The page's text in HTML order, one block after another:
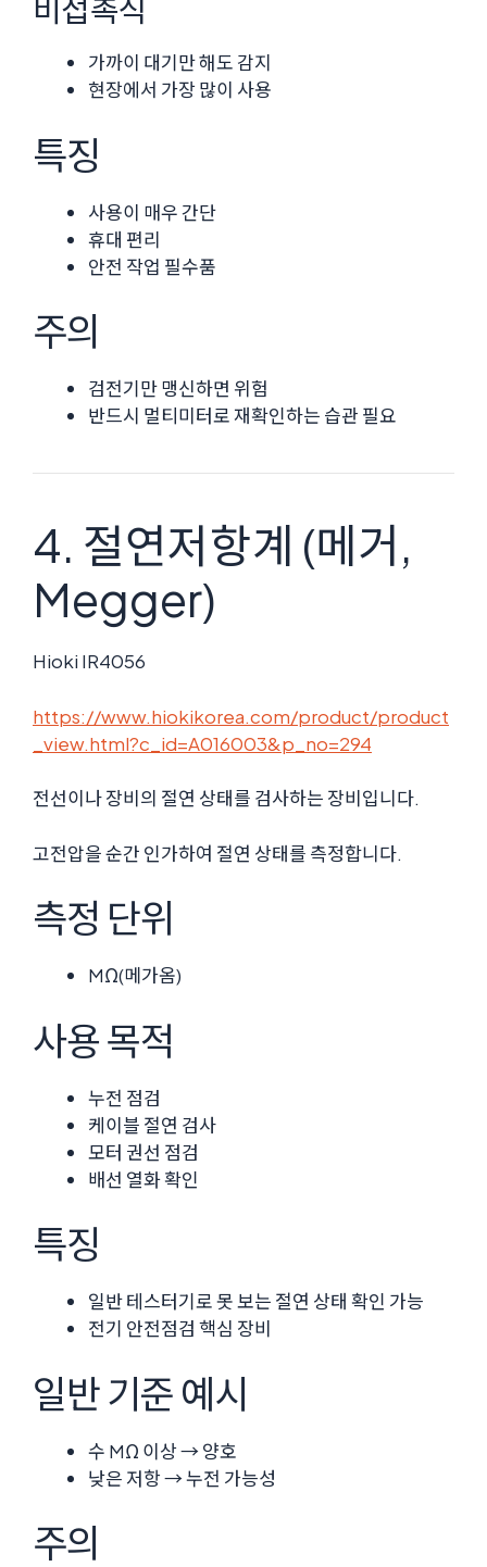
비접촉식
가까이 대기만 해도 감지
현장에서 가장 많이 사용
특징
사용이 매우 간단
휴대 편리
안전 작업 필수품
주의
검전기만 맹신하면 위험
반드시 멀티미터로 재확인하는 습관 필요
4. 절연저항계 (메거,
Megger)
Hioki IR4056
https://www.hiokikorea.com/product/product
_view.html?c_id=A016003&p_no=294
전선이나 장비의 절연 상태를 검사하는 장비입니다.
고전압을 순간 인가하여 절연 상태를 측정합니다.
측정 단위
MΩ(메가옴)
사용 목적
누전 점검
케이블 절연 검사
모터 권선 점검
배선 열화 확인
특징
일반 테스터기로 못 보는 절연 상태 확인 가능
전기 안전점검 핵심 장비
일반 기준 예시
수 MΩ 이상 → 양호
낮은 저항 → 누전 가능성
주의